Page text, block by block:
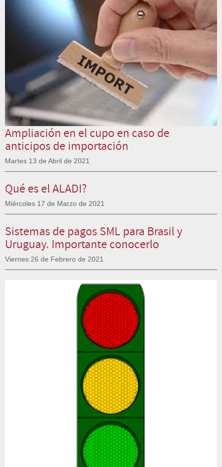
Ampliación en el cupo en caso de
anticipos de importación
Martes 13 de Abril de 2021
Qué es el ALADI?
Miércoles 17 de Marzo de 2021
Sistemas de pagos SML para Brasil y
Uruguay. Importante conocerlo
Viernes 26 de Febrero de 2021